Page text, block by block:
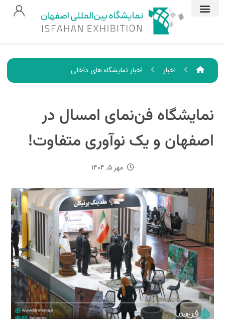
اخبار اخبار نمایشگاه های داخلی
نمایشگاه فن‌نمای امسال در
اصفهان و یک نوآوری متفاوت!
مهر ۵, ۱۴۰۴